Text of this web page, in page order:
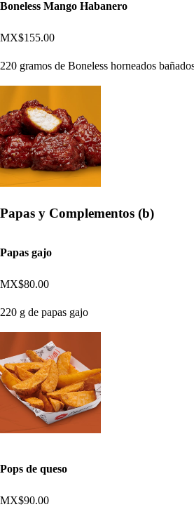
Boneless Mango Habanero
MX$155.00
220 gramos de Boneless horneados
Papas y Complementos (b)
Papas gajo
MX$80.00
220 g de papas gajo
Pops de queso
MX$90.00